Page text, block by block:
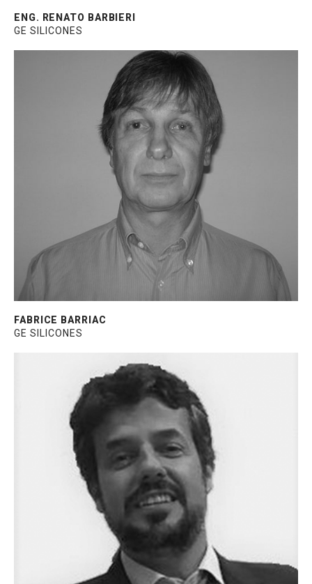
ENG. RENATO BARBIERI
GE SILICONES
Consultor de Silicone Estrutural na GE
Silicones. Atuante há mais de 40 anos no
mercado de esquadrias e construção civil
com passagens por renomadas indústrias
de silicone. Graduado em Administração de
Empresas e Especialista em Selantes de
Silicone.
FABRICE BARRIAC
GE SILICONES
Responsável pelo mercado de Fachadas
Glazing e ACM na Adere Fitas Adesivas com
experiência de 10 anos no segmento de
fitas dupla-face para colagem estrutural.
Formado em Engenharia Elétrica com
especialização em Administração Industrial.